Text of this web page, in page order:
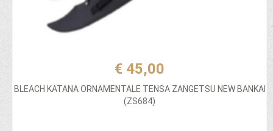
€ 45,00
BLEACH KATANA ORNAMENTALE TENSA ZANGETSU NEW BANKAI
(ZS684)